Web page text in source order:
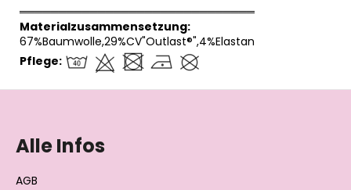
══════════════════════════════
Materialzusammensetzung:
67%Baumwolle,29%CV"Outlast®",4%Elastan
Pflege:
Alle Infos
AGB